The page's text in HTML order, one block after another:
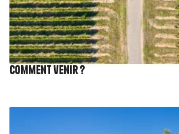
Comment venir ?
Image